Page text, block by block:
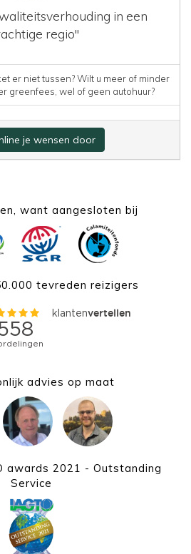
in een
regio"
er niet tussen? Wilt u meer of minder
greenfees, wel of geen autohuur?
je wensen door
want aangesloten bij
tevreden reizigers
advies op maat
awards 2021 - Outstanding
Service